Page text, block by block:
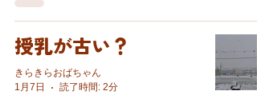
授乳が古い？
きらきらおばちゃん
1月7日
読了時間: 2分